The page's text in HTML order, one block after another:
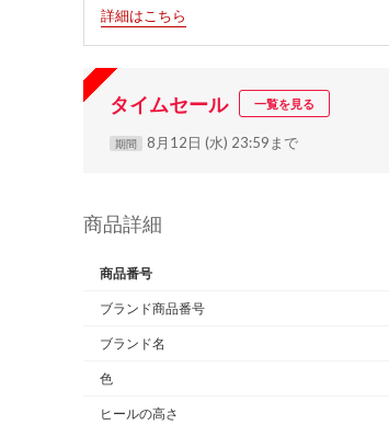
詳細はこちら
タイムセール 一覧を見る
期間 8月12日 (水) 23:59まで
商品詳細
商品番号
ブランド商品番号
ブランド名
色
ヒールの高さ